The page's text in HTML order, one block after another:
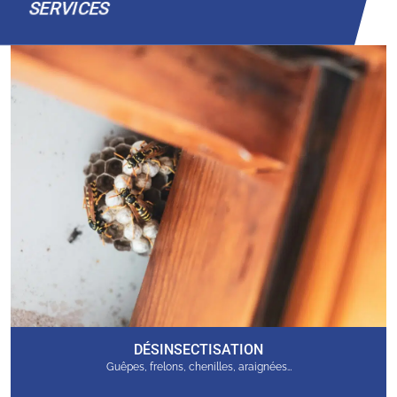
SERVICES
DÉSINSECTISATION
Guêpes, frelons, chenilles, araignées…